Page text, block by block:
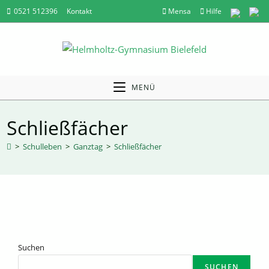
Zum
Inhalt
Mensa Hilfe
0521 512396 Kontakt
MENÜ
Schließfächer
> Schulleben > Ganztag > Schließfächer
Suchen